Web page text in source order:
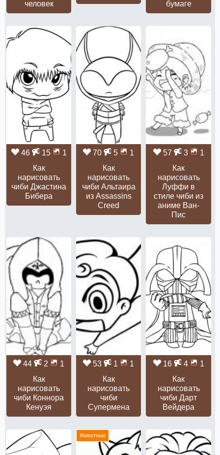
человек
бумаге
46 15
1
Как
нарисовать
чиби Джастина
Бибера
70 5
1
Как
нарисовать
чиби Альтаира
из Assassins
Creed
57 3
1
Как
нарисовать
Луффи в
стиле чиби из
аниме Ван-
Пис
44 2
1
Как
нарисовать
чиби Коннора
Кенуэя
53 1
1
Как
нарисовать
чиби
Супермена
16 4
1
Как
нарисовать
чиби Дарт
Вейдера
Животные